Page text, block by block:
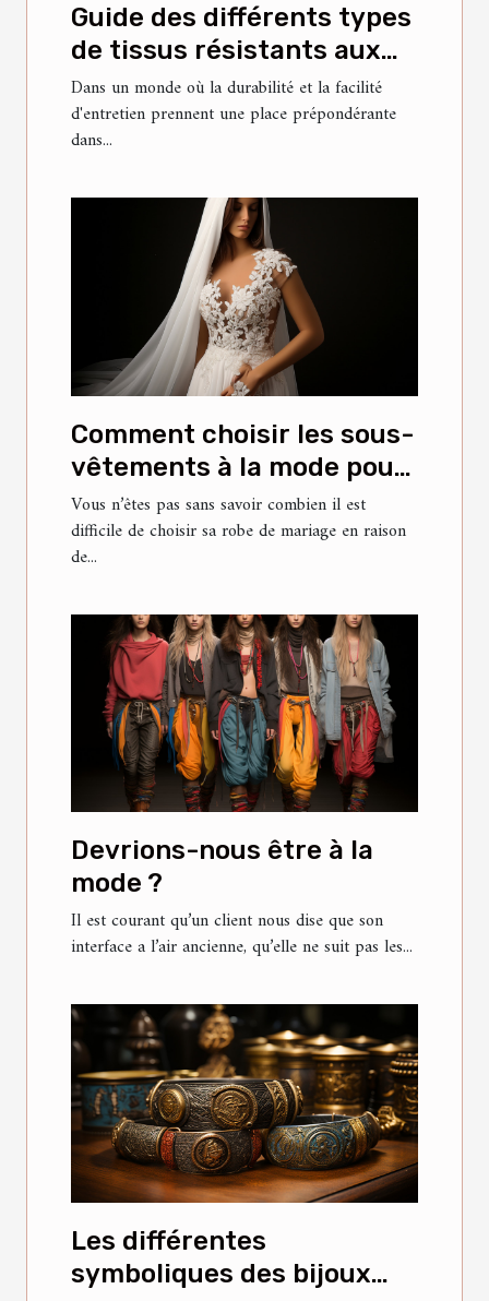
Guide des différents types
de tissus résistants aux
taches pour meubles
Dans un monde où la durabilité et la facilité
d'entretien prennent une place prépondérante
dans...
Comment choisir les sous-
vêtements à la mode pour
votre robe de mariée ?
Vous n’êtes pas sans savoir combien il est
difficile de choisir sa robe de mariage en raison
de...
Devrions-nous être à la
mode ?
Il est courant qu’un client nous dise que son
interface a l’air ancienne, qu’elle ne suit pas les...
Les différentes
symboliques des bijoux